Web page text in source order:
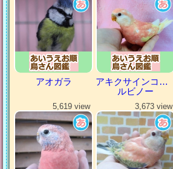
アオガラ
アキクサインコ（秋草インコ）
ルビノー
5,619 view 3,673 view